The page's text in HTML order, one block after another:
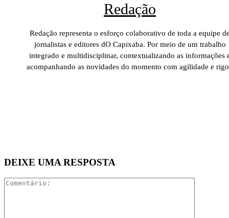
Redação
Redação representa o esforço colaborativo de toda a equipe
jornalistas e editores dO Capixaba. Por meio de um trabalho
integrado e multidisciplinar, contextualizando as informações
acompanhando as novidades do momento com agilidade e
DEIXE UMA RESPOSTA